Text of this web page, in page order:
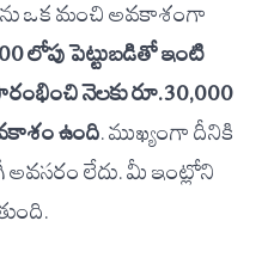
ఒక మంచి అవకాశంగా
లోపు పెట్టుబడితో ఇంటి
నెలకు రూ.30,000
ఉంది. ముఖ్యంగా దీనికి
అవసరం లేదు. మీ ఇంట్లోని